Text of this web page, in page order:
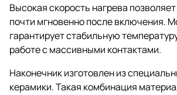
Высокая скорость нагрева
почти мгновенно после включения.
гарантирует стабильную
работе с массивными контактами.
Наконечник изготовлен из
керамики. Такая комбинация